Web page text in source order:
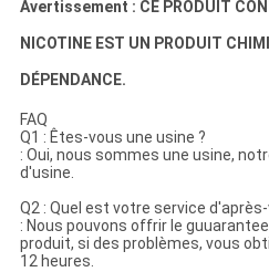
Avertissement : CE PRODUIT
NICOTINE EST UN PRODUIT
DÉPENDANCE.
FAQ
Q1 : Êtes-vous une usine ?
: Oui, nous sommes une usine,
d'usine.
Q2 : Quel est votre service
: Nous pouvons offrir le
produit, si des problèmes, vous
12 heures.